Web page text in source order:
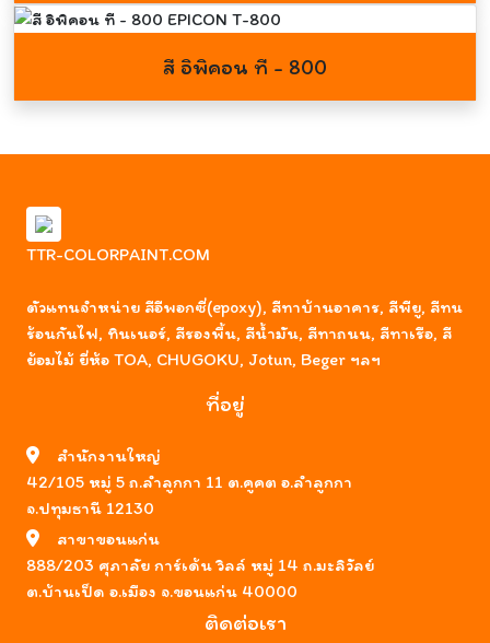
สี อิพิคอน ที - 800
TTR-COLORPAINT.COM
ตัวแทนจำหน่าย สีอีพอกซี่(epoxy), สีทาบ้านอาคาร, สีพียู, สีทน
ร้อนกันไฟ, ทินเนอร์, สีรองพื้น, สีน้ำมัน, สีทาถนน, สีทาเรือ, สี
ย้อมไม้ ยี่ห้อ TOA, CHUGOKU, Jotun, Beger ฯลฯ
ที่อยู่
สำนักงานใหญ่
42/105 หมู่ 5 ถ.ลำลูกกา 11 ต.คูคต อ.ลำลูกกา
จ.ปทุมธานี 12130
สาขาขอนแก่น
888/203 ศุภาลัย การ์เด้น วิลล์ หมู่ 14 ถ.มะลิวัลย์
ต.บ้านเป็ด อ.เมือง จ.ขอนแก่น 40000
ติดต่อเรา